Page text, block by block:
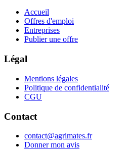
Accueil
Offres d'emploi
Entreprises
Publier une offre
Légal
Mentions légales
Politique de confidentialité
CGU
Contact
contact@agrimates.fr
Donner mon avis